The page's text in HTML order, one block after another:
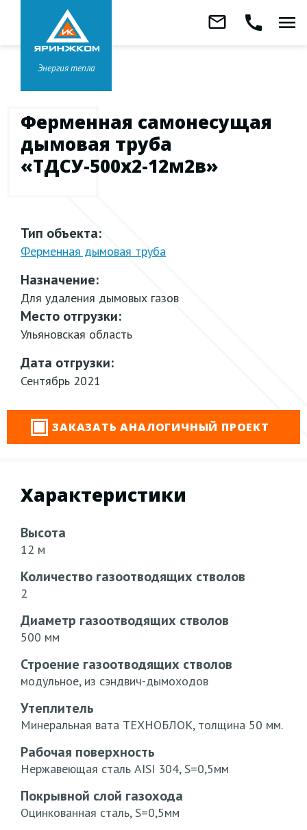
Заказать
Звонок бесплатный
8 800 333-99-01
Головной офис вЯрославле
+7 (4852) 67-96-00
Энергия тепла
mail_outline call menu
Ферменная самонесущая
дымовая труба
«ТДСУ-500х2-12м2в»
Тип объекта:
Ферменная дымовая труба
Назначение:
Для удаления дымовых газов
Место отгрузки:
Ульяновская область
Дата отгрузки:
Сентябрь 2021
ЗАКАЗАТЬ АНАЛОГИЧНЫЙ ПРОЕКТ
Характеристики
Высота
12 м
Количество газоотводящих стволов
2
Диаметр газоотводящих стволов
500 мм
Строение газоотводящих стволов
модульное, из сэндвич-дымоходов
Утеплитель
Минеральная вата ТЕХНОБЛОК, толщина 50 мм.
Рабочая поверхность
Нержавеющая сталь AISI 304, S=0,5мм
Покрывной слой газохода
Оцинкованная сталь, S=0,5мм